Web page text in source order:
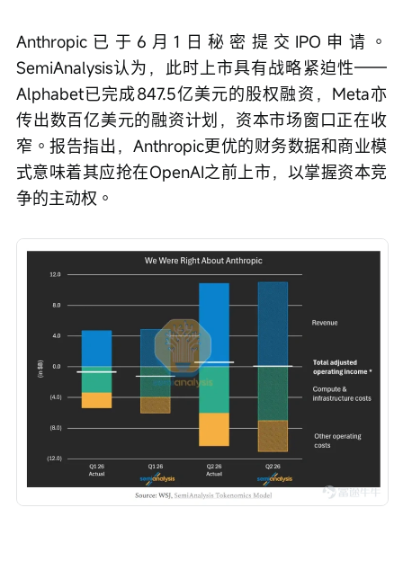
Anthropic已于6月1日秘密提交IPO申请。
SemiAnalysis认为，此时上市具有战略紧迫性——
Alphabet已完成847.5亿美元的股权融资，Meta亦
传出数百亿美元的融资计划，资本市场窗口正在收
窄。报告指出，Anthropic更优的财务数据和商业模
式意味着其应抢在OpenAI之前上市，以掌握资本竞
争的主动权。